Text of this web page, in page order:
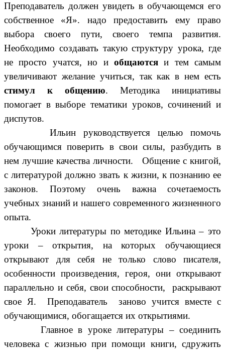
Преподаватель должен увидеть в обучающемся его
собственное «Я». надо предоставить ему право
выбора своего пути, своего темпа развития.
Необходимо создавать такую структуру урока, где
не просто учатся, но и общаютсяи тем самым
увеличивают желание учиться, так как в нем есть
стимул к общению. Методика инициативы
помогает в выборе тематики уроков, сочинений и
диспутов.
Ильин руководствуется целью помочь
обучающимся поверить в свои силы, разбудить в
нем лучшие качества личности. Общение с книгой,
с литературой должно звать к жизни, к познанию ее
законов. Поэтому очень важна сочетаемость
учебных знаний и нашего современного жизненного
опыта.
Уроки литературы по методике Ильина – это
уроки – открытия, на которых обучающиеся
открывают для себя не только слово писателя,
особенности произведения, героя, они открывают
параллельно и себя, свои способности, раскрывают
свое Я. Преподаватель заново учится вместе с
обучающимися, обогащается их открытиями.
Главное в уроке литературы – соединить
человека с жизнью при помощи книги, сдружить